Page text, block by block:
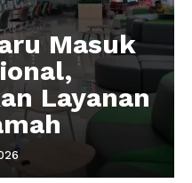
Masuk
Layanan